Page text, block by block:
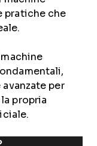
pratiche che
per
propria